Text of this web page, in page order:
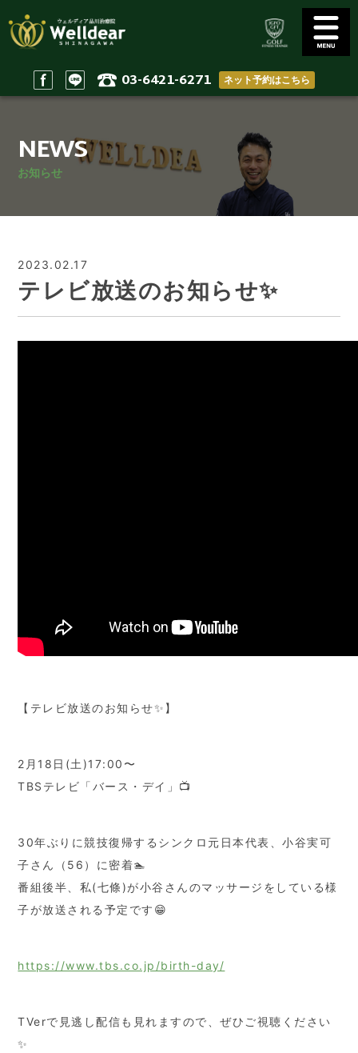
03-6421-6271 ネット予約はこちら
Staff
スタッフ
Access
アクセス
Home
ホーム
NEWS
お知らせ
2023.02.17
テレビ放送のお知らせ✨
【テレビ放送のお知らせ✨】
2月18日(土)17:00〜
TBSテレビ「バース・デイ」📺
30年ぶりに競技復帰するシンクロ元日本代表、小谷実可
子さん（56）に密着🏊
番組後半、私(七條)が小谷さんのマッサージをしている様
子が放送される予定です😁
https://www.tbs.co.jp/birth-day/
TVerで見逃し配信も見れますので、ぜひご視聴ください
✨